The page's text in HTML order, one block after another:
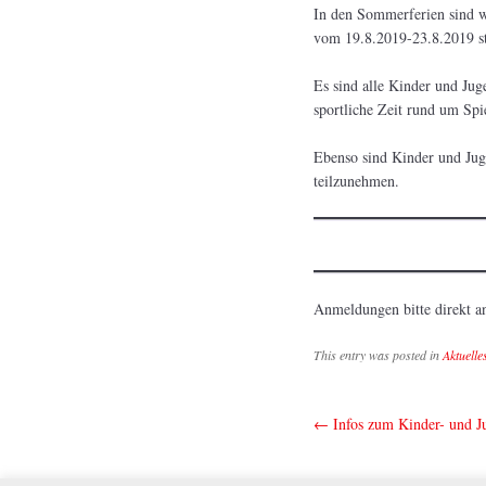
In den Sommerferien sind
vom 19.8.2019-23.8.2019
Es sind alle Kinder und
sportliche Zeit rund um
Ebenso sind Kinder und
teilzunehmen.
Anmeldungen bitte direkt
This entry was posted in
Post
← Infos zum Kinder- und